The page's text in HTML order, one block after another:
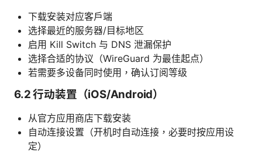
下载安装对应客户端
选择最近的服务器/目标地区
启用 Kill Switch 与 DNS 泄漏保护
选择合适的协议（WireGuard 为最佳起点）
若需要多设备同时使用，确认订阅等级
6.2 行动装置（iOS/Android）
从官方应用商店下载安装
自动连接设置（开机时自动连接，必要时按应用设
定）